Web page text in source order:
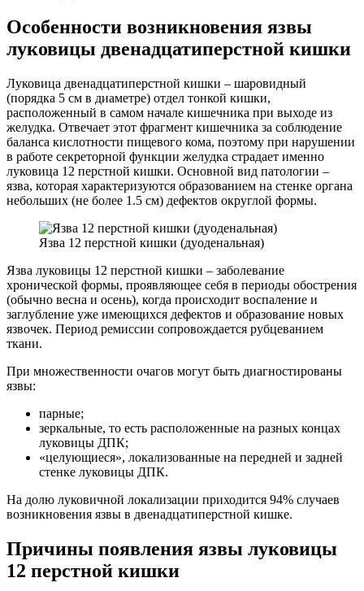
Особенности возникновения язвы
луковицы двенадцатиперстной кишки
Луковица двенадцатиперстной кишки – шаровидный
(порядка 5 см в диаметре) отдел тонкой кишки,
расположенный в самом начале кишечника при выходе из
желудка. Отвечает этот фрагмент кишечника за соблюдение
баланса кислотности пищевого кома, поэтому при нарушении
в работе секреторной функции желудка страдает именно
луковица 12 перстной кишки. Основной вид патологии –
язва, которая характеризуются образованием на стенке органа
небольших (не более 1.5 см) дефектов округлой формы.
Язва 12 перстной кишки (дуоденальная)
Язва луковицы 12 перстной кишки – заболевание
хронической формы, проявляющее себя в периоды обострения
(обычно весна и осень), когда происходит воспаление и
заглубление уже имеющихся дефектов и образование новых
язвочек. Период ремиссии сопровождается рубцеванием
ткани.
При множественности очагов могут быть диагностированы
язвы:
парные;
зеркальные, то есть расположенные на разных концах
луковицы ДПК;
«целующиеся», локализованные на передней и задней
стенке луковицы ДПК.
На долю луковичной локализации приходится 94% случаев
возникновения язвы в двенадцатиперстной кишке.
Причины появления язвы луковицы
12 перстной кишки